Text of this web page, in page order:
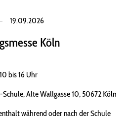
19.09.2026
Köln
16 Uhr
Alte Wallgasse 10, 50672 Köln
während oder nach der Schule